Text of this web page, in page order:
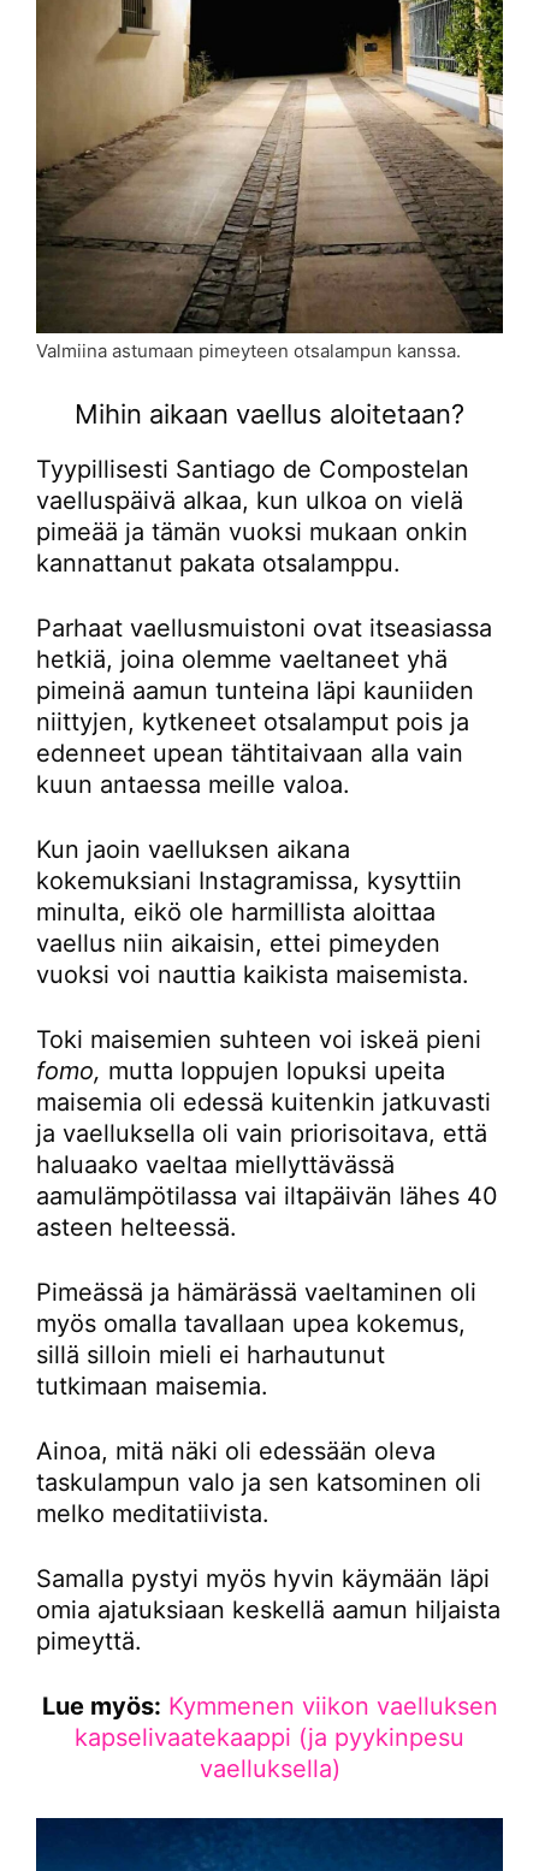
Valmiina astumaan pimeyteen otsalampun kanssa.
Mihin aikaan vaellus aloitetaan?
Tyypillisesti Santiago de Compostelan
vaelluspäivä alkaa, kun ulkoa on vielä
pimeää ja tämän vuoksi mukaan onkin
kannattanut pakata otsalamppu.
Parhaat vaellusmuistoni ovat itseasiassa
hetkiä, joina olemme vaeltaneet yhä
pimeinä aamun tunteina läpi kauniiden
niittyjen, kytkeneet otsalamput pois ja
edenneet upean tähtitaivaan alla vain
kuun antaessa meille valoa.
Kun jaoin vaelluksen aikana
kokemuksiani Instagramissa, kysyttiin
minulta, eikö ole harmillista aloittaa
vaellus niin aikaisin, ettei pimeyden
vuoksi voi nauttia kaikista maisemista.
Toki maisemien suhteen voi iskeä pieni
fomo, mutta loppujen lopuksi upeita
maisemia oli edessä kuitenkin jatkuvasti
ja vaelluksella oli vain priorisoitava, että
haluaako vaeltaa miellyttävässä
aamulämpötilassa vai iltapäivän lähes 40
asteen helteessä.
Pimeässä ja hämärässä vaeltaminen oli
myös omalla tavallaan upea kokemus,
sillä silloin mieli ei harhautunut
tutkimaan maisemia.
Ainoa, mitä näki oli edessään oleva
taskulampun valo ja sen katsominen oli
melko meditatiivista.
Samalla pystyi myös hyvin käymään läpi
omia ajatuksiaan keskellä aamun hiljaista
pimeyttä.
Lue myös: Kymmenen viikon vaelluksen
kapselivaatekaappi (ja pyykinpesu
vaelluksella)